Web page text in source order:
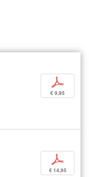
p
€ 9,95
p
€ 14,95